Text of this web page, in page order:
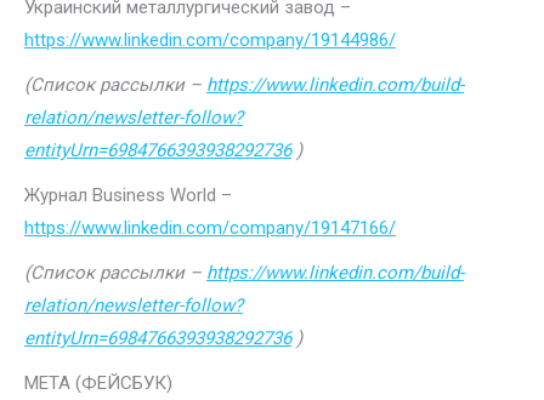
Украинский металлургический завод –
https://www.linkedin.com/company/19144986/
(Список рассылки – https://www.linkedin.com/build-
relation/newsletter-follow?
entityUrn=6984766393938292736)
Журнал Business World –
https://www.linkedin.com/company/19147166/
(Список рассылки – https://www.linkedin.com/build-
relation/newsletter-follow?
entityUrn=6984766393938292736)
МЕТА (ФЕЙСБУК)